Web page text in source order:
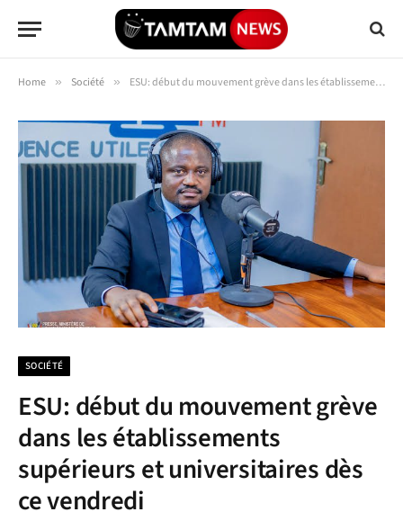
Home » Société » ESU: début du mouvement grève dans les établissements supérieurs et universitaires dès ce vendredi
SOCIÉTÉ
ESU: début du mouvement grève
dans les établissements
supérieurs et universitaires dès
ce vendredi